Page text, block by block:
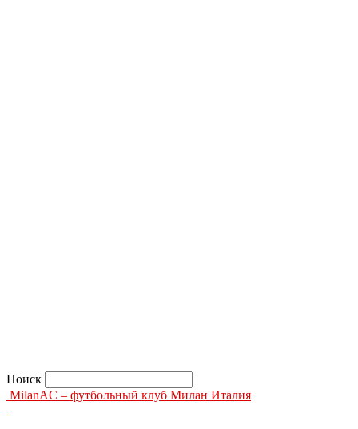
Поиск
MilanAC – футбольный клуб Милан Италия